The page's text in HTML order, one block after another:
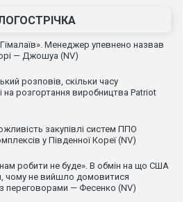
Менеджер упевнено назвав
— Джошуа (NV)
розповів, скільки часу
на розгортання виробництва Patriot
закупівлі систем ППО
у Південної Кореї (NV)
робити не буде». В обмін на що США
чому не вийшло домовитися
переговорами — Фесенко (NV)